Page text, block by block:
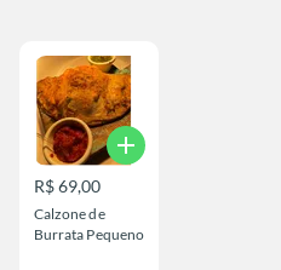
Calzone de
Burrata Pequeno
R$ 69,00
add